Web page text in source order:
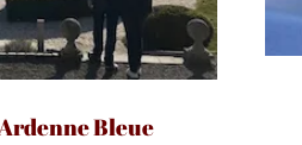
Bleue